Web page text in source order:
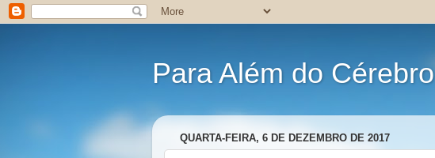
Para Além do Cérebro
QUARTA-FEIRA, 6 DE DEZEMBRO DE 2017